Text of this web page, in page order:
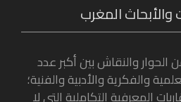
والأبحاث المغرب
والنقاش بين أكبر عدد
والفكرية والأدبية والفنية؛
المعرفية التكاملية التي لا